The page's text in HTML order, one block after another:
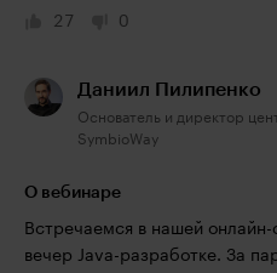
27 0
Даниил Пилипенко
Основатель и директор
SymbioWay
О вебинаре
Встречаемся в нашей онлайн-
вечер Java-разработке. За